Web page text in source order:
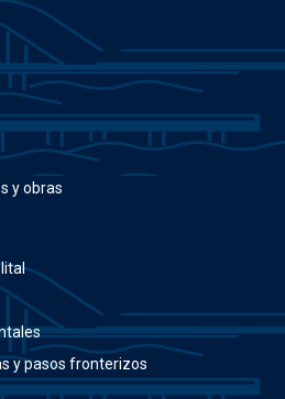
y obras
y pasos fronterizos